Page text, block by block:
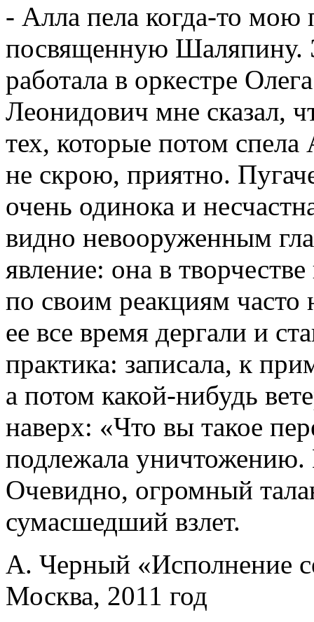
- Алла пела когда-то
посвященную Шаляпину.
работала в оркестре
Леонидович мне сказал,
тех, которые потом
не скрою, приятно.
очень одинока и
видно невооруженным
явление: она в
по своим реакциям часто
ее все время дергали и
практика: записала, к
а потом какой-нибудь
наверх: «Что вы такое
подлежала уничтожению.
Очевидно, огромный
сумасшедший взлет.
А. Черный «Исполнение
Москва, 2011 год